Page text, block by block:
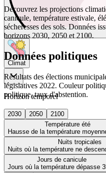
Climat
Horizon temporel
2030 2050
2100
Température été
Hausse de la température
Nuits tropicales
Nuits où la température ne
Jours de canicule
Jours où la température dépasse
Découvrez les projections
canicule, température estivale,
sécheresses des sols. Données
horizons 2030, 2050 et 2100.
Données politiques
Résultats des élections
législatives 2022. Couleur
politique, taux d'abstention.